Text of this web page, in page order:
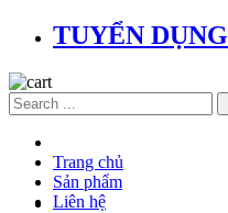
TUYỂN DỤNG
Trang chủ
Sản phẩm
Liên hệ